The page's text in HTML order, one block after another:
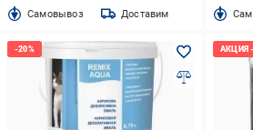
Cамовывоз Доставим